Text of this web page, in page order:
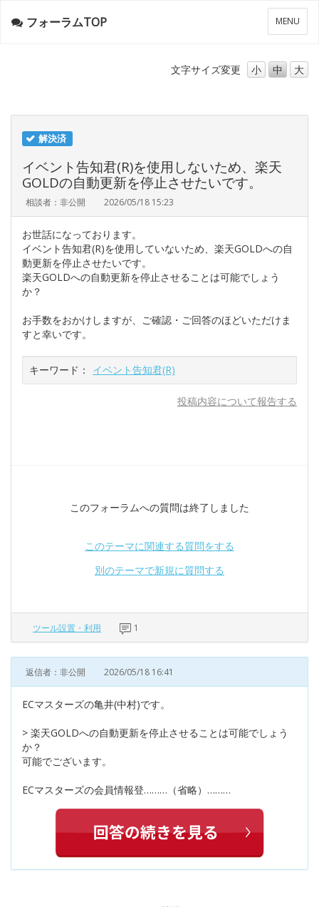
メ
ニ
ー
MENU
フォーラムTOP
文字サイズ変更 小 中 大
解決済
イベント告知君(R)を使用しないため、楽天
GOLDの自動更新を停止させたいです。
相談者：非公開 2026/05/18 15:23
お世話になっております。
イベント告知君(R)を使用していないため、楽天GOLDへの自
動更新を停止させたいです。
楽天GOLDへの自動更新を停止させることは可能でしょう
か？
お手数をおかけしますが、ご確認・ご回答のほどいただけま
すと幸いです。
キーワード： イベント告知君(R)
投稿内容について報告する
このフォーラムへの質問は終了しました
このテーマに関連する質問をする
別のテーマで新規に質問する
ツール設置・利用 1
返信者：非公開 2026/05/18 16:41
ECマスターズの亀井(中村)です。
> 楽天GOLDへの自動更新を停止させることは可能でしょう
か？
可能でございます。
ECマスターズの会員情報登………（省略）………